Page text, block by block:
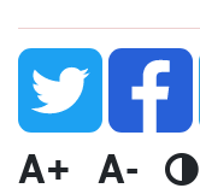
A+ A-